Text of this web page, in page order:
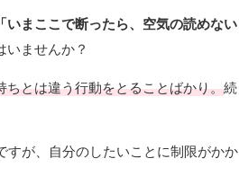
いまここで断ったら、空気の読めない
ませんか？
とは違う行動をとることばかり。続
すが、自分のしたいことに制限がかか